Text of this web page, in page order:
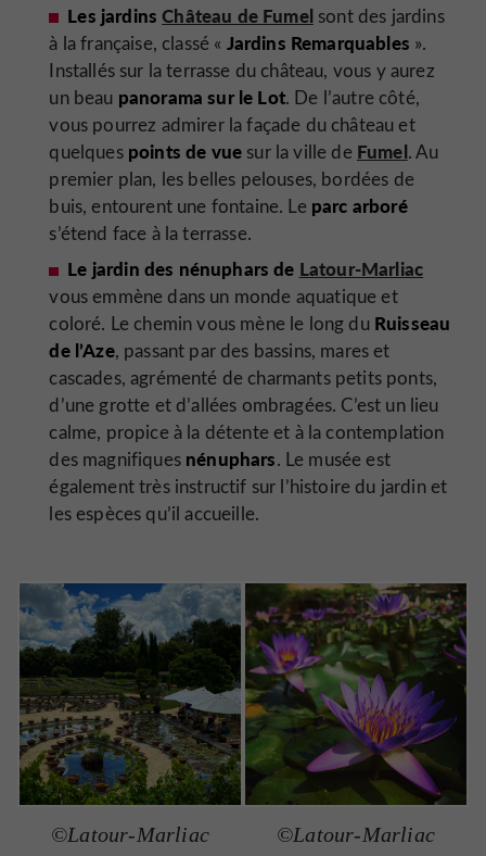
Les jardinsChâteau de Fumelsont des jardins
à la française, classé « Jardins Remarquables ».
Installés sur la terrasse du château, vous y aurez
un beau panorama sur le Lot. De l’autre côté,
vous pourrez admirer la façade du château et
quelques points de vue sur la ville de Fumel. Au
premier plan, les belles pelouses, bordées de
buis, entourent une fontaine. Le parc arboré
s’étend face à la terrasse.
Le jardin des nénuphars de Latour-Marliac
vous emmène dans un monde aquatique et
coloré. Le chemin vous mène le long du Ruisseau
de l’Aze, passant par des bassins, mares et
cascades, agrémenté de charmants petits ponts,
d’une grotte et d’allées ombragées. C’est un lieu
calme, propice à la détente et à la contemplation
des magnifiques nénuphars. Le musée est
également très instructif sur l’histoire du jardin et
les espèces qu’il accueille.
©Latour-Marliac ©Latour-Marliac